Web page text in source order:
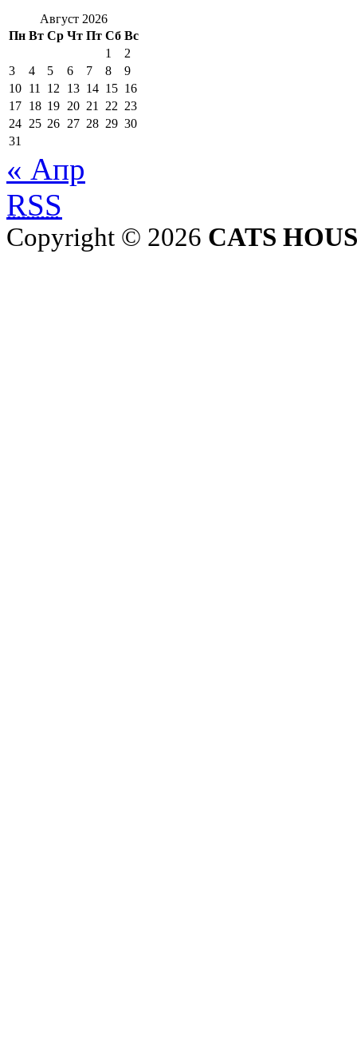
Август 2026
Пн Вт Ср Чт Пт Сб Вс
1
2
3
4 5 6 7 8
9
10 11 12 13 14 15 16
17 18 19 20 21 22 23
24 25 26 27 28 29 30
31
« Апр
RSS
Copyright © 2026 CATS